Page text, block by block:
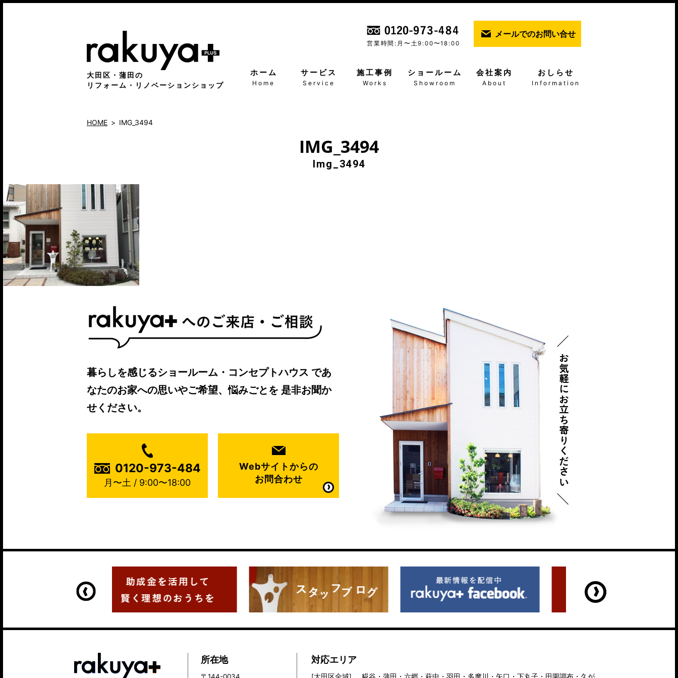
大田区・蒲田の
リフォーム・リノベーションショップ
営業時間:月〜土9:00〜18:00
メールでのお問い合せ
ホーム
Home
サービス
Service
施工事例
Works
ショールーム
Showroom
会社案内
About
おしらせ
Information
HOME IMG_3494
IMG_3494
Img_3494
暮らしを感じるショールーム・コンセプトハウス であ
なたのお家への思いやご希望、悩みごとを 是非お聞か
せください。
0120-973-484
月〜土 / 9:00〜18:00
Webサイトからの
お問合わせ
所在地 対応エリア